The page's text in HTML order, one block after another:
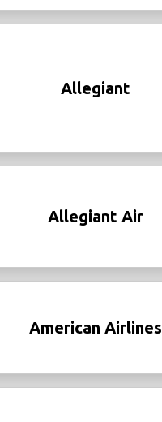
Allegiant
Allegiant Air
American Airlines